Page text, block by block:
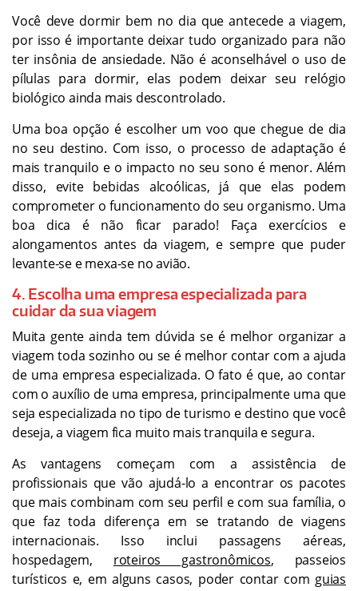
Você deve dormir bem no dia que antecede a viagem,
por isso é importante deixar tudo organizado para não
ter insônia de ansiedade. Não é aconselhável o uso de
pílulas para dormir, elas podem deixar seu relógio
biológico ainda mais descontrolado.
Uma boa opção é escolher um voo que chegue de dia
no seu destino. Com isso, o processo de adaptação é
mais tranquilo e o impacto no seu sono é menor. Além
disso, evite bebidas alcoólicas, já que elas podem
comprometer o funcionamento do seu organismo. Uma
boa dica é não ficar parado! Faça exercícios e
alongamentos antes da viagem, e sempre que puder
levante-se e mexa-se no avião.
4. Escolha uma empresa especializada para
cuidar da sua viagem
Muita gente ainda tem dúvida se é melhor organizar a
viagem toda sozinho ou se é melhor contar com a ajuda
de uma empresa especializada. O fato é que, ao contar
com o auxílio de uma empresa, principalmente uma que
seja especializada no tipo de turismo e destino que você
deseja, a viagem fica muito mais tranquila e segura.
As vantagens começam com a assistência de
profissionais que vão ajudá-lo a encontrar os pacotes
que mais combinam com seu perfil e com sua família, o
que faz toda diferença em se tratando de viagens
internacionais. Isso inclui passagens aéreas,
hospedagem, roteiros gastronômicos, passeios
turísticos e, em alguns casos, poder contar com guias